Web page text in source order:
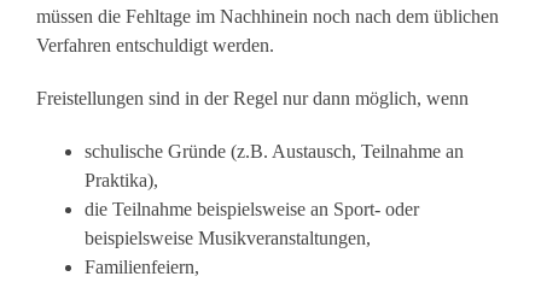
müssen die Fehltage im Nachhinein noch nach dem üblichen
Verfahren entschuldigt werden.
Freistellungen sind in der Regel nur dann möglich, wenn
schulische Gründe (z.B. Austausch, Teilnahme an
Praktika),
die Teilnahme beispielsweise an Sport- oder
beispielsweise Musikveranstaltungen,
Familienfeiern,